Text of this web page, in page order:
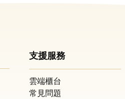
支援服務
雲端櫃台
常見問題